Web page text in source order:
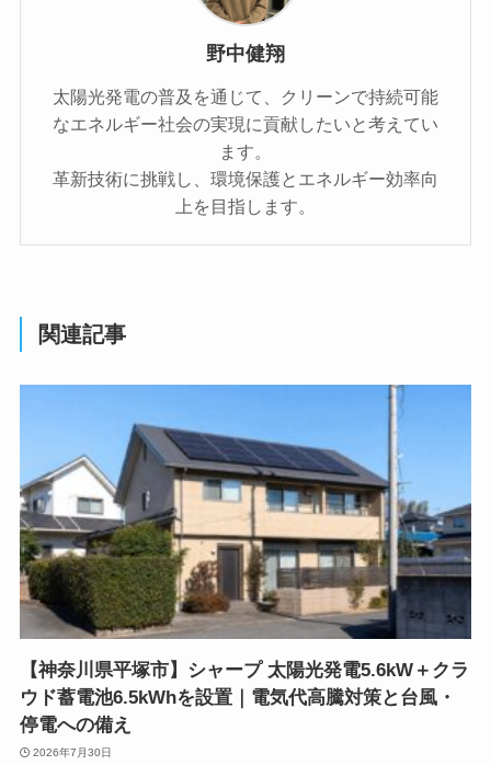
野中健翔
太陽光発電の普及を通じて、クリーンで持続可能
なエネルギー社会の実現に貢献したいと考えてい
ます。
革新技術に挑戦し、環境保護とエネルギー効率向
上を目指します。
関連記事
【神奈川県平塚市】シャープ 太陽光発電5.6kW＋クラ
ウド蓄電池6.5kWhを設置｜電気代高騰対策と台風・
停電への備え
2026年7月30日